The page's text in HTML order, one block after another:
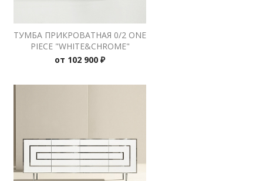
ТУМБА ПРИКРОВАТНАЯ 0/2 ONE
PIECE "WHITE&CHROME"
от 102 900 ₽